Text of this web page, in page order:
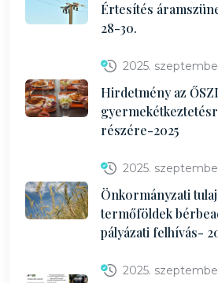
Értesítés
28-30.
2025.
Hirdetmény az
részére-2025
2025.
Önkormányzati
termőföldek
pályázati felhívás-
2025.